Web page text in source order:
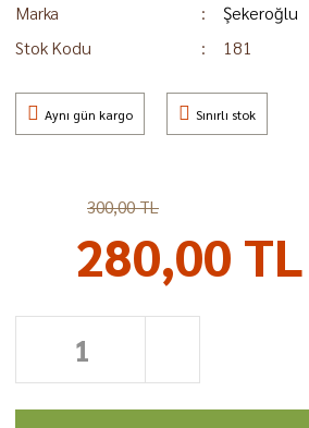
Marka
Şekeroğlu
Stok Kodu
181
Aynı gün kargo Sınırlı stok
300,00 TL
280,00 TL